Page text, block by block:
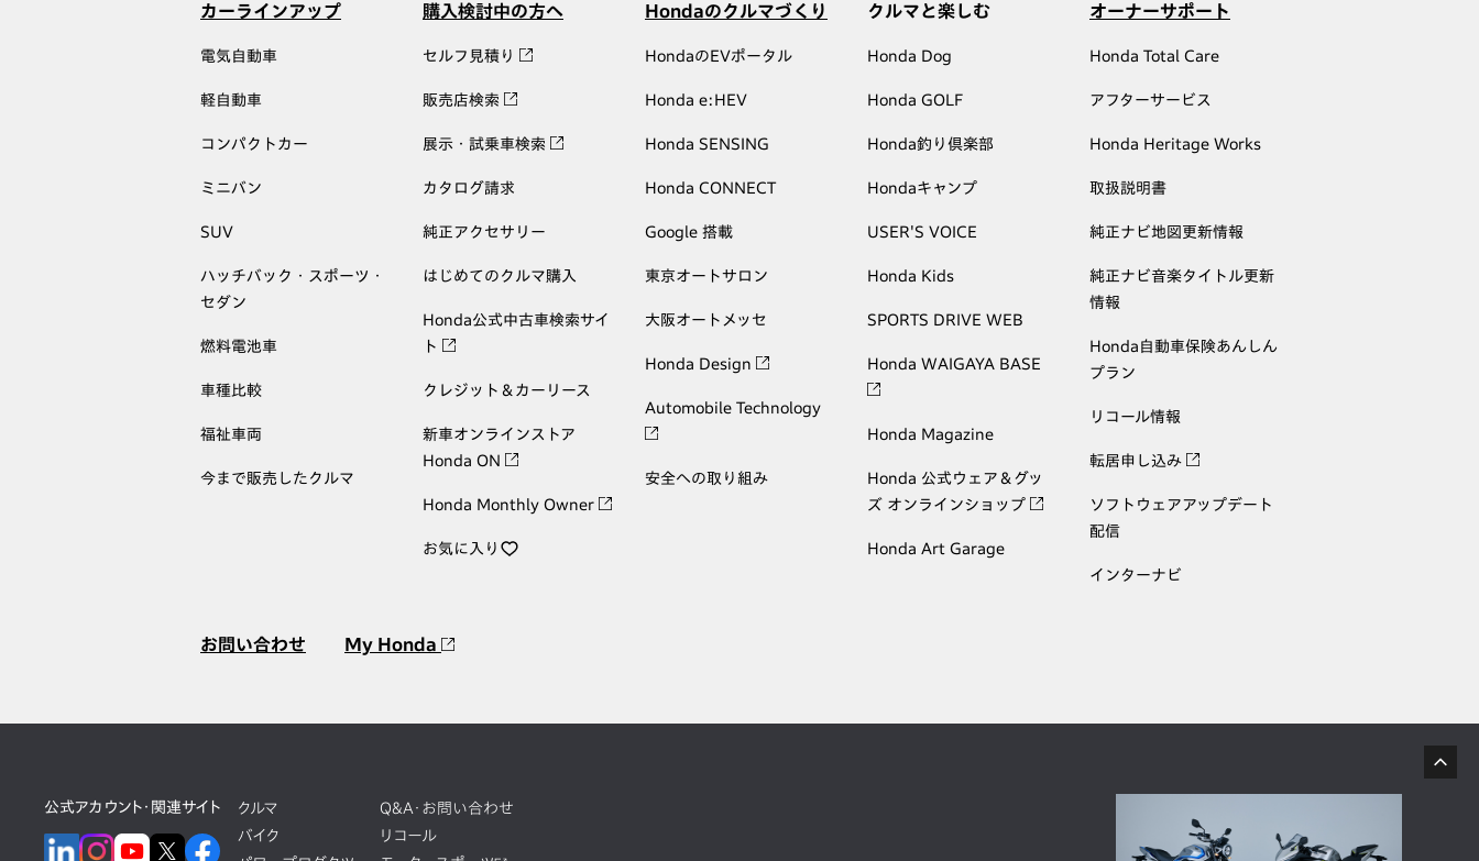
カーラインアップ
電気自動車
軽自動車
コンパクトカー
ミニバン
SUV
ハッチバック・スポーツ・
セダン
燃料電池車
車種比較
福祉車両
今まで販売したクルマ
購入検討中の方へ
セルフ見積り
販売店検索
展示・試乗車検索
カタログ請求
純正アクセサリー
はじめてのクルマ購入
Honda公式中古車検索サイ
ト
クレジット＆カーリース
新車オンラインストア
Honda ON
Honda Monthly Owner
お気に入り
Hondaのクルマづくり
HondaのEVポータル
Honda e:HEV
Honda SENSING
Honda CONNECT
Google 搭載
東京オートサロン
大阪オートメッセ
Honda Design
Automobile Technology
安全への取り組み
クルマと楽しむ
Honda Dog
Honda GOLF
Honda釣り倶楽部
Hondaキャンプ
USER'S VOICE
Honda Kids
SPORTS DRIVE WEB
Honda WAIGAYA BASE
Honda Magazine
Honda 公式ウェア＆グッ
ズ オンラインショップ
Honda Art Garage
オーナーサポート
Honda Total Care
アフターサービス
Honda Heritage Works
取扱説明書
純正ナビ地図更新情報
純正ナビ音楽タイトル更新
情報
Honda自動車保険あんしん
プラン
リコール情報
転居申し込み
ソフトウェアアップデート
配信
インターナビ
お問い合わせ My Honda
公式アカウント・関連サイト
クルマ
バイク
Q&A・お問い合わせ
リコール